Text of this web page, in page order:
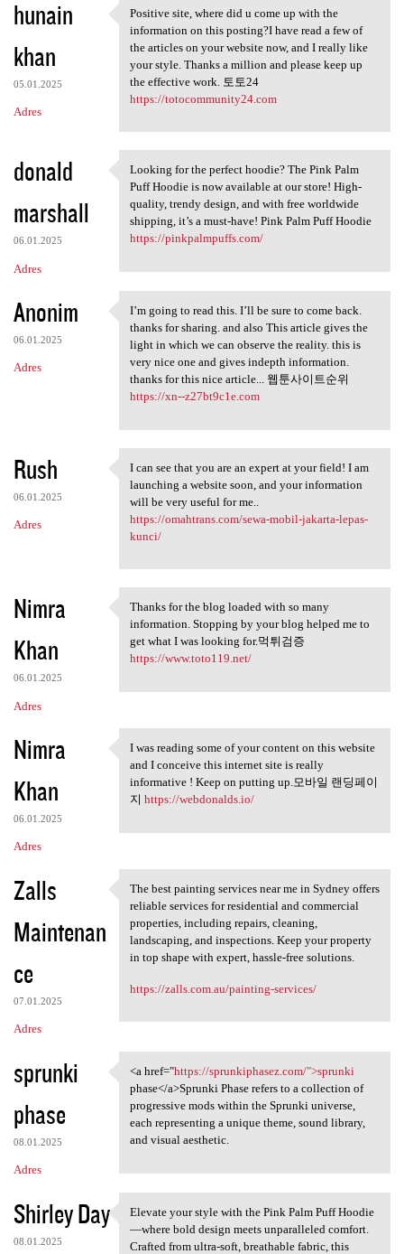
hunain
khan
05.01.2025
Adres
Positive site, where did u
Positive site, where did u come up with the
information on this posting?I have read a few of
the articles on your website now, and I really like
your style. Thanks a million and please keep up
the effective work. 토토24
https://totocommunity24.com
donald
marshall
06.01.2025
Adres
Looking for the perfect
Looking for the perfect hoodie? The Pink Palm
Puff Hoodie is now available at our store! High-
quality, trendy design, and with free worldwide
shipping, it’s a must-have! Pink Palm Puff Hoodie
https://pinkpalmpuffs.com/
Anonim
06.01.2025
Adres
I’m going to read this. I’ll
I’m going to read this. I’ll be sure to come back.
thanks for sharing. and also This article gives the
light in which we can observe the reality. this is
very nice one and gives indepth information.
thanks for this nice article... 웹툰사이트순위
https://xn--z27bt9c1e.com
Rush
06.01.2025
Adres
I can see that you are an
I can see that you are an expert at your field! I am
launching a website soon, and your information
will be very useful for me..
https://omahtrans.com/sewa-mobil-jakarta-lepas-
kunci/
Nimra
Khan
06.01.2025
Adres
Thanks for the blog loaded
Thanks for the blog loaded with so many
information. Stopping by your blog helped me to
get what I was looking for.먹튀검증
https://www.toto119.net/
Nimra
Khan
06.01.2025
Adres
I was reading some of your
I was reading some of your content on this website
and I conceive this internet site is really
informative ! Keep on putting up.모바일 랜딩페이
지 https://webdonalds.io/
Zalls
Maintenan
ce
07.01.2025
Adres
The best painting services
The best painting services near me in Sydney offers
reliable services for residential and commercial
properties, including repairs, cleaning,
landscaping, and inspections. Keep your property
in top shape with expert, hassle-free solutions.
https://zalls.com.au/painting-services/
sprunki
phase
08.01.2025
Adres
<a href="https:/
<a href="https://sprunkiphasez.com/">sprunki
phase</a>Sprunki Phase refers to a collection of
progressive mods within the Sprunki universe,
each representing a unique theme, sound library,
and visual aesthetic.
Shirley Day
08.01.2025
Elevate your style with the
Elevate your style with the Pink Palm Puff Hoodie
—where bold design meets unparalleled comfort.
Crafted from ultra-soft, breathable fabric, this